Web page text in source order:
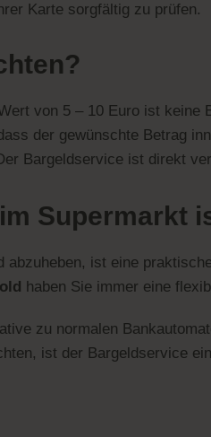
Karte sorgfältig zu prüfen.
von 5 – 10 Euro ist keine
der gewünschte Betrag
Bargeldservice ist direkt
Supermarkt
ist eine
haben Sie immer eine
zu normalen
ist der Bargeldservice